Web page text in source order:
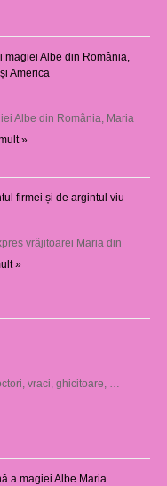
Albe din România,
America
Albe din România, Maria
»
firmei și de argintul viu
vrăjitoarei Maria din
»
vraci, ghicitoare, …
a magiei Albe Maria